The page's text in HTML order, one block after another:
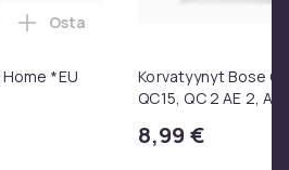
*EU
Lisää Kärcher SE 3 Compact
Osta
Korvatyynyt Bose
QC15, QC 2 AE 2, AE
8,99 €